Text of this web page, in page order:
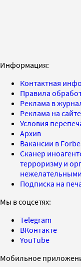
Информация:
Контактная
Правила
Реклама в
Реклама на сайте
Условия
Архив
Вакансии в
Сканер
терроризму и
нежелательными
Подписка на
Мы в соцсетях:
Telegram
ВКонтакте
YouTube
Мобильное